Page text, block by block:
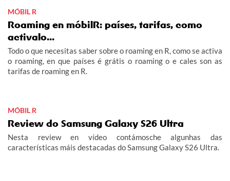
MÓBIL R
Roaming en móbilR: países, tarifas, como
activalo...
Todo o que necesitas saber sobre o roaming en R, como se activa
o roaming, en que países é grátis o roaming o e cales son as
tarifas de roaming en R.
MÓBIL R
Review do Samsung Galaxy S26 Ultra
Nesta review en vídeo contámosche algunhas das
características máis destacadas do Samsung Galaxy S26 Ultra.